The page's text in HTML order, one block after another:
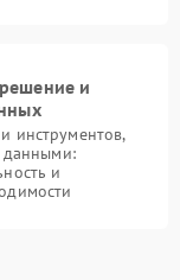
и
инструментов,
данными:
и